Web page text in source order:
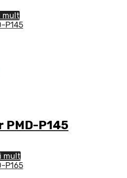
mult
PMD-P145
mult